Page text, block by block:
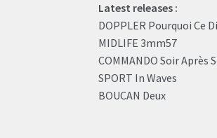
Latest releases :
DOPPLER Pourquoi Ce
MIDLIFE 3mm57
COMMANDO Soir Après
SPORT In Waves
BOUCAN Deux